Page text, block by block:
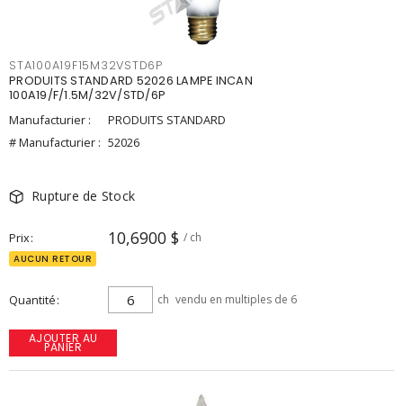
STA100A19F15M32VSTD6P
PRODUITS STANDARD 52026 LAMPE INCAN
100A19/F/1.5M/32V/STD/6P
Manufacturier :
PRODUITS STANDARD
# Manufacturier : 52026
Rupture de Stock
Prix 10,6900 $ / ch
AUCUN RETOUR
Quantité ch vendu en multiples de 6
AJOUTER AU
PANIER